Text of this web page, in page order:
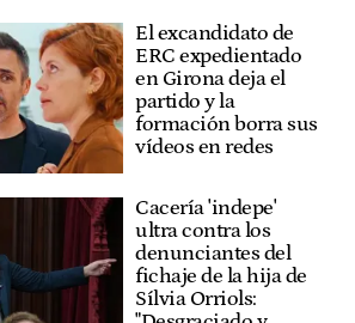
El excandidato de
ERC expedientado
en Girona deja el
partido y la
formación borra sus
vídeos en redes
Cacería 'indepe'
ultra contra los
denunciantes del
fichaje de la hija de
Sílvia Orriols: